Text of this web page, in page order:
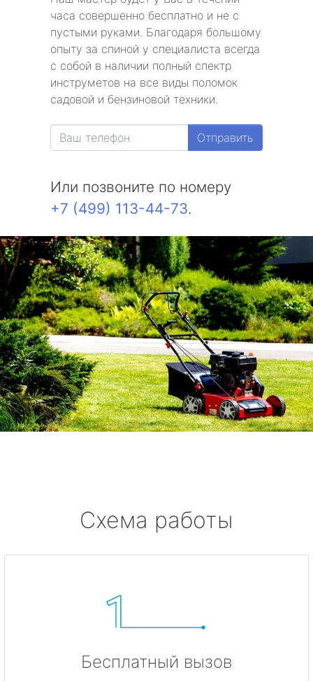
часа совершенно бесплатно и не с
пустыми руками. Благодаря большому
опыту за спиной у специалиста всегда
с собой в наличии полный спектр
инструметов на все виды поломок
садовой и бензиновой техники.
Отправить
Или позвоните по номеру
+7 (499) 113-44-73.
Схема работы
Бесплатный вызов